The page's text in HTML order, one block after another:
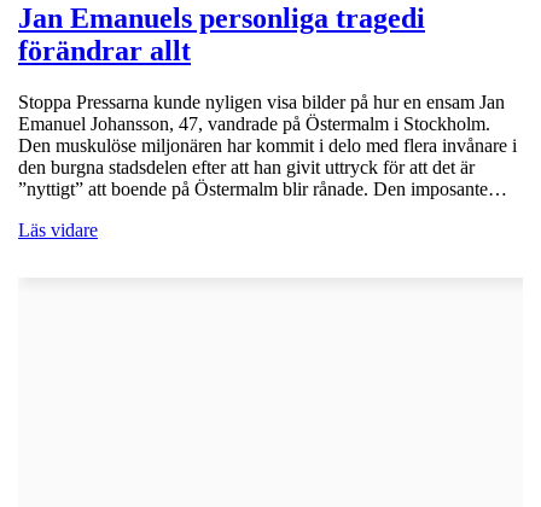
Jan Emanuels personliga tragedi
förändrar allt
Stoppa Pressarna kunde nyligen visa bilder på hur en ensam Jan
Emanuel Johansson, 47, vandrade på Östermalm i Stockholm.
Den muskulöse miljonären har kommit i delo med flera invånare i
den burgna stadsdelen efter att han givit uttryck för att det är
”nyttigt” att boende på Östermalm blir rånade. Den imposante…
Läs vidare